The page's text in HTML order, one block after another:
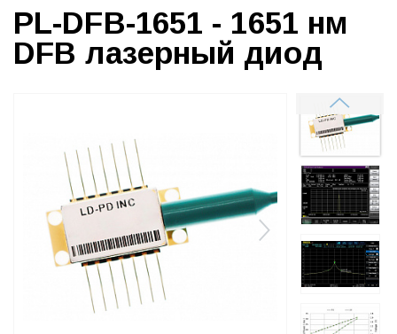
PL-DFB-1651 - 1651 нм
DFB лазерный диод